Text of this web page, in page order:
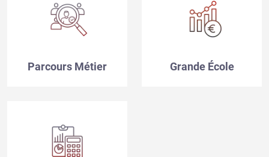
Parcours Métier Grande École